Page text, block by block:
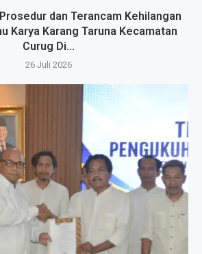
dan Terancam Kehilangan
Karya Karang Taruna Kecamatan
Curug Di...
26 Juli 2026